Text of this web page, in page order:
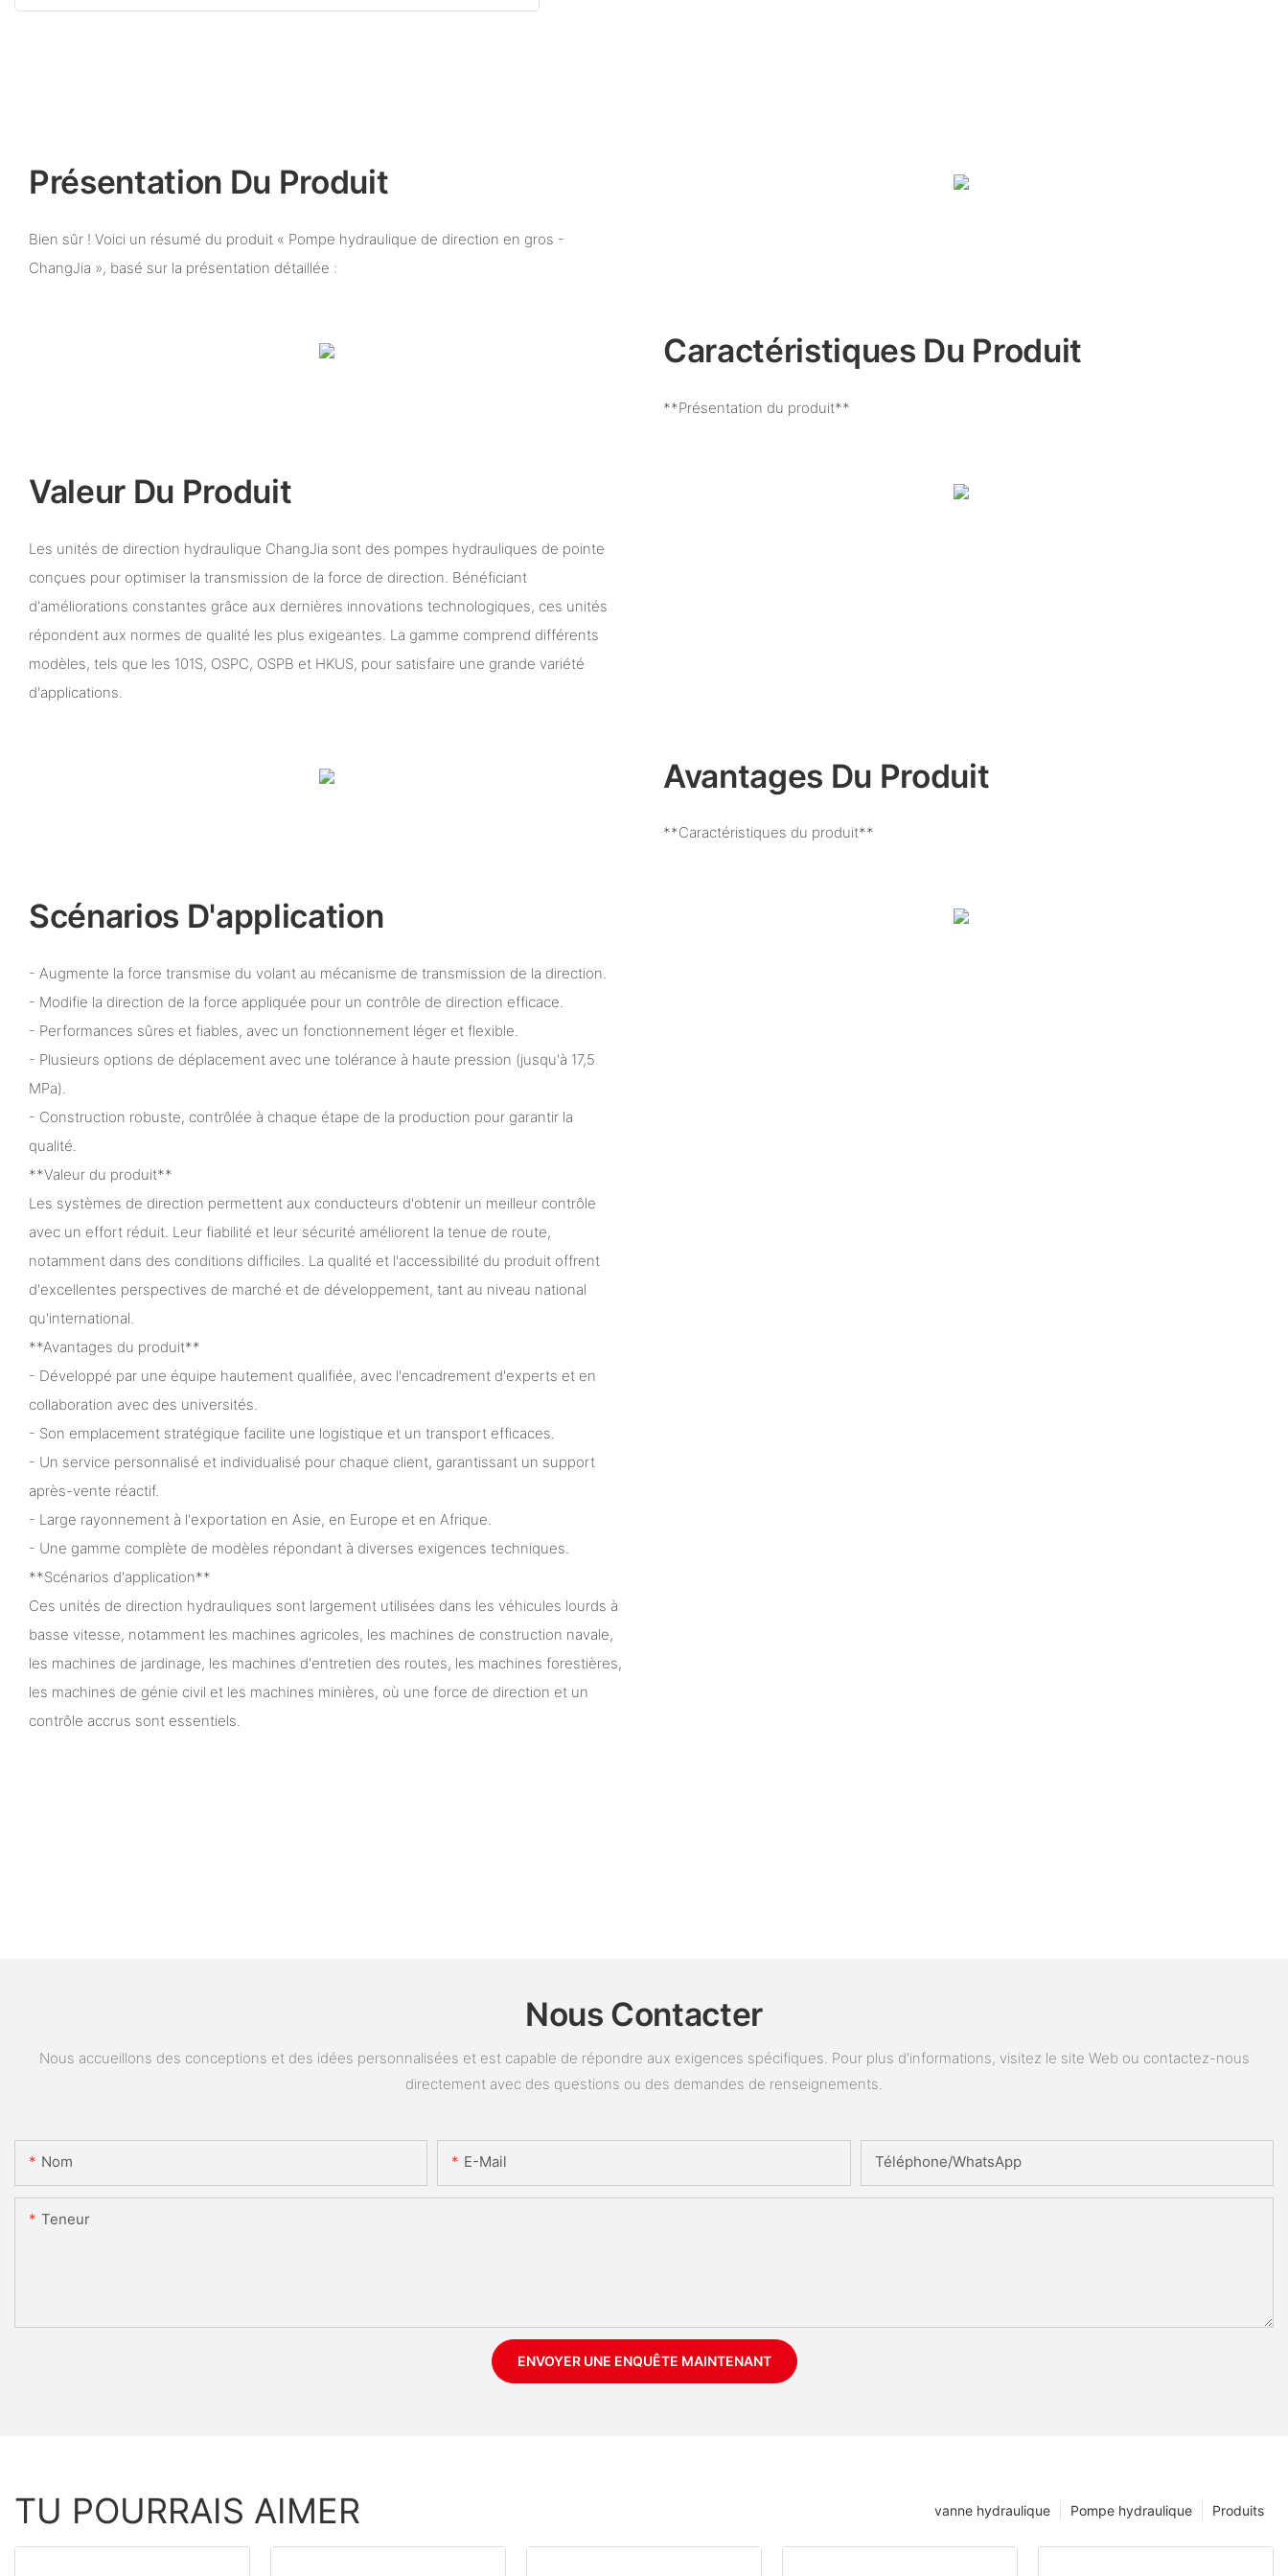
Présentation Du Produit
Bien sûr ! Voici un résumé du produit « Pompe hydraulique de direction en gros -
ChangJia », basé sur la présentation détaillée :
Caractéristiques Du Produit
**Présentation du produit**
Valeur Du Produit
Les unités de direction hydraulique ChangJia sont des pompes hydrauliques de pointe
conçues pour optimiser la transmission de la force de direction. Bénéficiant
d'améliorations constantes grâce aux dernières innovations technologiques, ces unités
répondent aux normes de qualité les plus exigeantes. La gamme comprend différents
modèles, tels que les 101S, OSPC, OSPB et HKUS, pour satisfaire une grande variété
d'applications.
Avantages Du Produit
**Caractéristiques du produit**
Scénarios D'application
- Augmente la force transmise du volant au mécanisme de transmission de la direction.
- Modifie la direction de la force appliquée pour un contrôle de direction efficace.
- Performances sûres et fiables, avec un fonctionnement léger et flexible.
- Plusieurs options de déplacement avec une tolérance à haute pression (jusqu'à 17,5
MPa).
- Construction robuste, contrôlée à chaque étape de la production pour garantir la
qualité.
**Valeur du produit**
Les systèmes de direction permettent aux conducteurs d'obtenir un meilleur contrôle
avec un effort réduit. Leur fiabilité et leur sécurité améliorent la tenue de route,
notamment dans des conditions difficiles. La qualité et l'accessibilité du produit offrent
d'excellentes perspectives de marché et de développement, tant au niveau national
qu'international.
**Avantages du produit**
- Développé par une équipe hautement qualifiée, avec l'encadrement d'experts et en
collaboration avec des universités.
- Son emplacement stratégique facilite une logistique et un transport efficaces.
- Un service personnalisé et individualisé pour chaque client, garantissant un support
après-vente réactif.
- Large rayonnement à l'exportation en Asie, en Europe et en Afrique.
- Une gamme complète de modèles répondant à diverses exigences techniques.
**Scénarios d'application**
Ces unités de direction hydrauliques sont largement utilisées dans les véhicules lourds à
basse vitesse, notamment les machines agricoles, les machines de construction navale,
les machines de jardinage, les machines d'entretien des routes, les machines forestières,
les machines de génie civil et les machines minières, où une force de direction et un
contrôle accrus sont essentiels.
Nous Contacter
Nous accueillons des conceptions et des idées personnalisées et est capable de répondre aux exigences spécifiques. Pour plus d'informations, visitez le site Web ou contactez-nous
directement avec des questions ou des demandes de renseignements.
Nom E-Mail Téléphone/WhatsApp
Teneur
ENVOYER UNE ENQUÊTE MAINTENANT
TU POURRAIS AIMER Produits
Pompe hydraulique
vanne hydraulique